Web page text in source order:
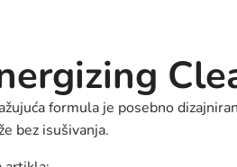
formula je posebno
bez isušivanja.